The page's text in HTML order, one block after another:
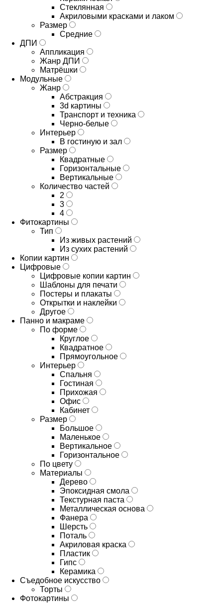
Стеклянная
Акриловыми красками и лаком
Размер
Средние
ДПИ
Аппликация
Жанр ДПИ
Матрёшки
Модульные
Жанр
Абстракция
3d картины
Транспорт и техника
Черно-белые
Интерьер
В гостиную и зал
Размер
Квадратные
Горизонтальные
Вертикальные
Количество частей
2
3
4
Фитокартины
Тип
Из живых растений
Из сухих растений
Копии картин
Цифровые
Цифровые копии картин
Шаблоны для печати
Постеры и плакаты
Открытки и наклейки
Другое
Панно и макраме
По форме
Круглое
Квадратное
Прямоугольное
Интерьер
Спальня
Гостиная
Прихожая
Офис
Кабинет
Размер
Большое
Маленькое
Вертикальное
Горизонтальное
По цвету
Материалы
Дерево
Эпоксидная смола
Текстурная паста
Металлическая основа
Фанера
Шерсть
Поталь
Акриловая краска
Пластик
Гипс
Керамика
Съедобное искусство
Торты
Фотокартины